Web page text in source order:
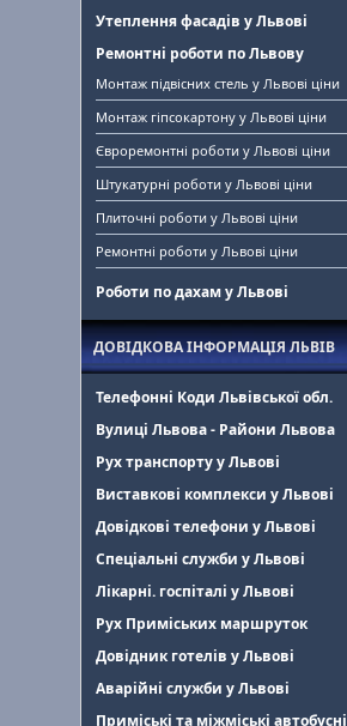
Утеплення фасадів у Львові
Ремонтні роботи по Львову
Монтаж підвісних стель у Львові ціни
Монтаж гіпсокартону у Львові ціни
Євроремонтні роботи у Львові ціни
Штукатурні роботи у Львові ціни
Плиточні роботи у Львові ціни
Ремонтні роботи у Львові ціни
Роботи по дахам у Львові
ДОВІДКОВА ІНФОРМАЦІЯ ЛЬВІВ
Телефонні Коди Львівської обл.
Вулиці Львова - Райони Львова
Рух транспорту у Львові
Виставкові комплекси у Львові
Довідкові телефони у Львові
Спеціальні служби у Львові
Лікарні. госпіталі у Львові
Рух Приміських маршруток
Довідник готелів у Львові
Аварійні служби у Львові
Приміські та міжміські автобусні